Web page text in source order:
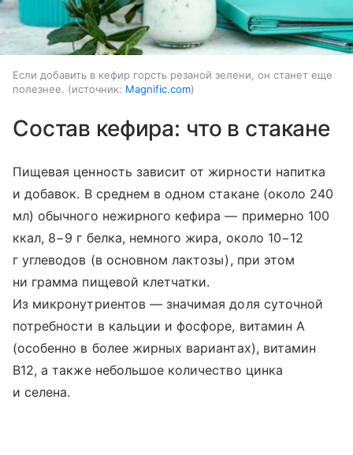
Если добавить в кефир горсть резаной зелени, он станет еще
полезнее.
источник: Magnific.com
Состав кефира: что в стакане
Пищевая ценность зависит от жирности напитка
и добавок. В среднем в одном стакане (около 240
мл) обычного нежирного кефира — примерно 100
ккал, 8−9 г белка, немного жира, около 10−12
г углеводов (в основном лактозы), при этом
ни грамма пищевой клетчатки.
Из микронутриентов — значимая доля суточной
потребности в кальции и фосфоре, витамин A
(особенно в более жирных вариантах), витамин
B12, а также небольшое количество цинка
и селена.